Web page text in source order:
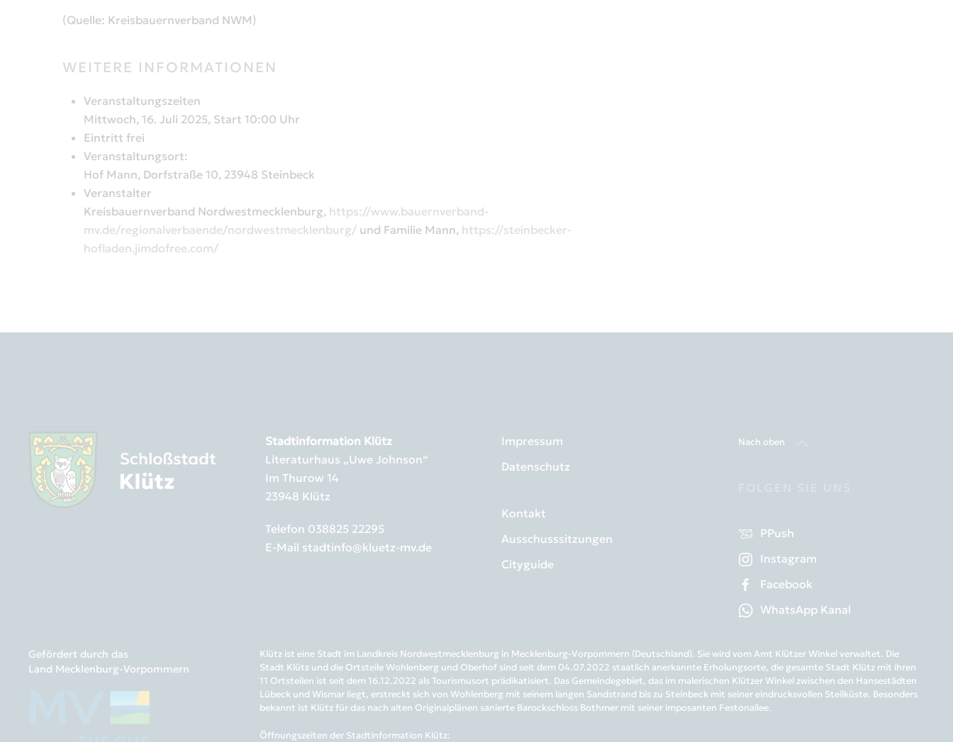
(Quelle: Kreisbauernverband NWM)
WEITERE INFORMATIONEN
Veranstaltungszeiten
Mittwoch, 16. Juli 2025, Start 10:00 Uhr
Eintritt frei
Veranstaltungsort:
Hof Mann, Dorfstraße 10, 23948 Steinbeck
Veranstalter
Kreisbauernverband Nordwestmecklenburg, https://www.bauernverband-
mv.de/regionalverbaende/nordwestmecklenburg/ und Familie Mann, https://steinbecker-
hofladen.jimdofree.com/
Stadtinformation Klütz
Literaturhaus „Uwe Johnson“
Im Thurow 14
23948 Klütz
Telefon 038825 22295
E-Mail stadtinfo@kluetz-mv.de
Impressum
Datenschutz
Kontakt
Ausschusssitzungen
Cityguide
Nach oben
PPush
Instagram
Facebook
WhatsApp Kanal
Gefördert durch das
Land Mecklenburg-Vorpommern
Klütz ist eine Stadt im Landkreis Nordwestmecklenburg in Mecklenburg-Vorpommern (Deutschland). Sie wird vom Amt Klützer Winkel verwaltet. Die
Stadt Klütz und die Ortsteile Wohlenberg und Oberhof sind seit dem 04.07.2022 staatlich anerkannte Erholungsorte, die gesamte Stadt Klütz mit ihren
11 Ortsteilen ist seit dem 16.12.2022 als Tourismusort prädikatisiert. Das Gemeindegebiet, das im malerischen Klützer Winkel zwischen den Hansestädten
Lübeck und Wismar liegt, erstreckt sich von Wohlenberg mit seinem langen Sandstrand bis zu Steinbeck mit seiner eindrucksvollen Steilküste. Besonders
bekannt ist Klütz für das nach alten Originalplänen sanierte Barockschloss Bothmer mit seiner imposanten Festonallee.
Öffnungszeiten der Stadtinformation Klütz: